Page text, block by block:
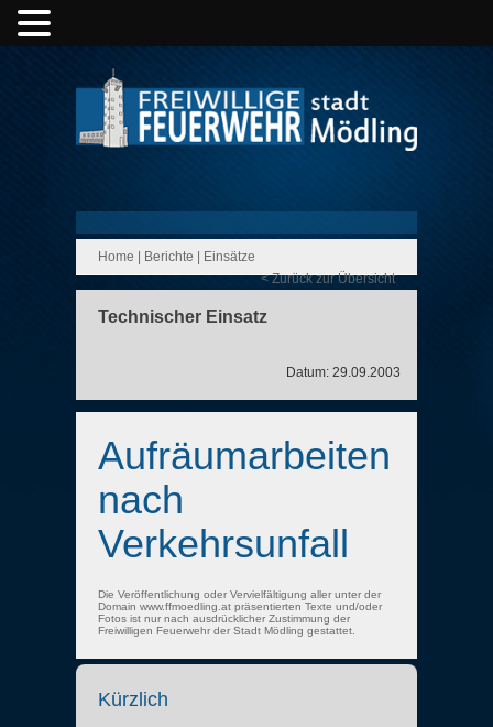
Home Berichte
Einsätze
< Zurück zur Übersicht
Technischer Einsatz
Datum: 29.09.2003
Aufräumarbeiten
nach
Verkehrsunfall
Die Veröffentlichung oder Vervielfältigung aller unter der
Domain www.ffmoedling.at präsentierten Texte und/oder
Fotos ist nur nach ausdrücklicher Zustimmung der
Freiwilligen Feuerwehr der Stadt Mödling gestattet.
Kürzlich